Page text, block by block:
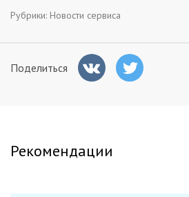
Гости
Рубрики: Новости сервиса
Поделиться
Рекомендации